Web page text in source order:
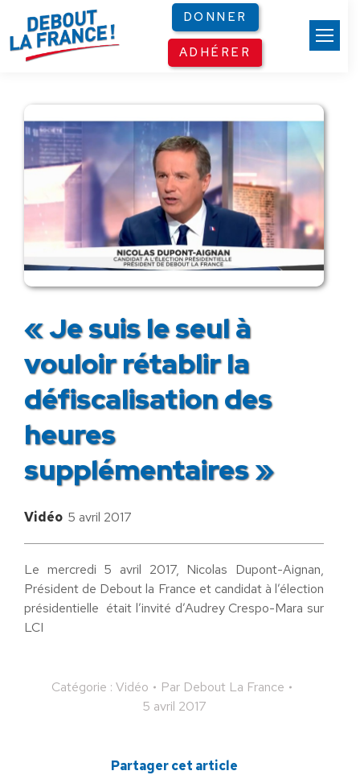
DONNER
ADHÉRER
« Je suis le seul à
vouloir rétablir la
défiscalisation des
heures
supplémentaires »
Vidéo 5 avril 2017
Le mercredi 5 avril 2017, Nicolas Dupont-Aignan,
Président de Debout la France et candidat à l’élection
présidentielle était l’invité d’Audrey Crespo-Mara sur
LCI
Catégorie : Vidéo Par Debout La France
5 avril 2017
Partager cet article
Panneau de gestion des cookies